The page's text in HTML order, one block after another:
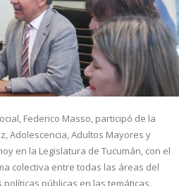
Federico Masso, participó de la
Adolescencia, Adultos Mayores y
en la Legislatura de Tucumán, con el
colectiva entre todas las áreas del
públicas en las temáticas.